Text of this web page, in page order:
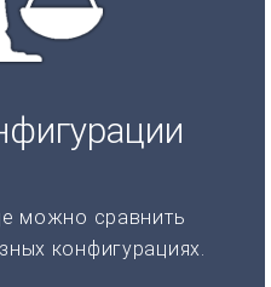
можно сравнить
конфигурациях.